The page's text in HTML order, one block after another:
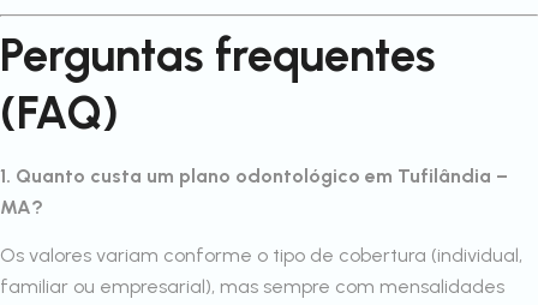
Perguntas frequentes
(FAQ)
1. Quanto custa um plano odontológico em Tufilândia –
MA?
Os valores variam conforme o tipo de cobertura (individual,
familiar ou empresarial), mas sempre com mensalidades